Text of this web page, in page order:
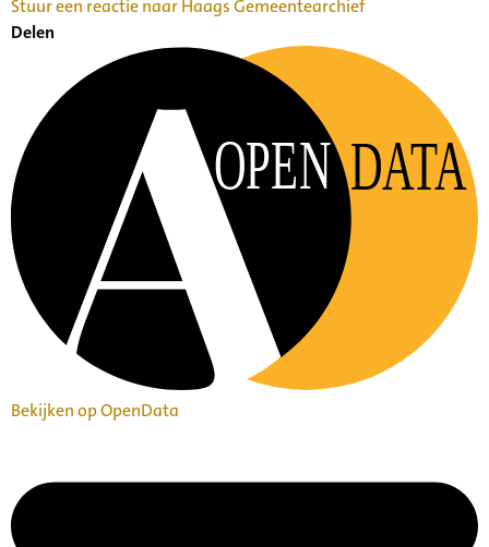
Stuur een reactie naar Haags Gemeentearchief
Delen
OPEN DATA
Bekijken op OpenData